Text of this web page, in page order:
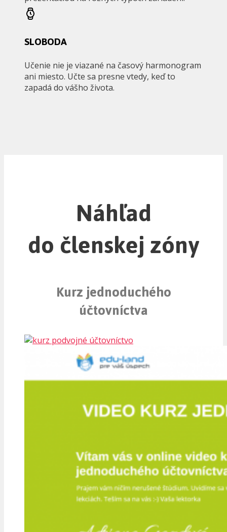
SLOBODA
Učenie nie je viazané na časový harmonogram
ani miesto. Učte sa presne vtedy, keď to
zapadá do vášho života.
Náhľad
do členskej zóny
Kurz jednoduchého
účtovníctva